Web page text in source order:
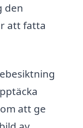
den
att fatta
att ge